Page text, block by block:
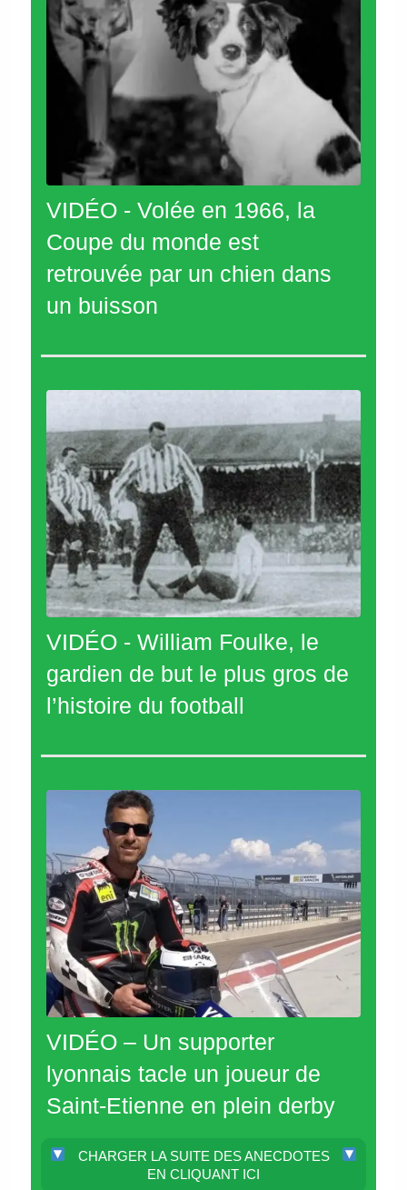
VIDÉO - Volée en 1966, la
Coupe du monde est
retrouvée par un chien dans
un buisson
VIDÉO - William Foulke, le
gardien de but le plus gros de
l’histoire du football
VIDÉO – Un supporter
lyonnais tacle un joueur de
Saint-Etienne en plein derby
CHARGER LA SUITE DES ANECDOTES
EN CLIQUANT ICI